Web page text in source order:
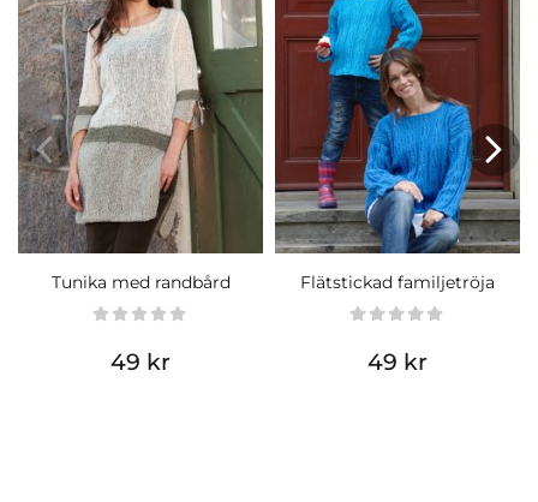
Tunika med randbård
49 kr
Flätstickad familjetröja
49 kr